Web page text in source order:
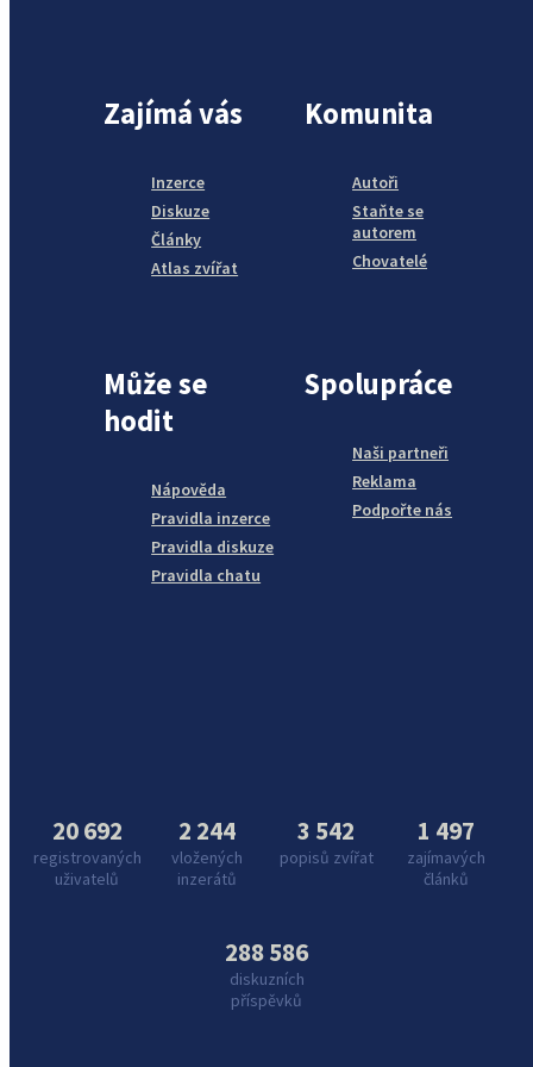
Zajímá vás
Inzerce
Diskuze
Články
Atlas zvířat
Komunita
Autoři
Staňte se
autorem
Chovatelé
Může se
hodit
Nápověda
Pravidla inzerce
Pravidla diskuze
Pravidla chatu
Spolupráce
Naši partneři
Reklama
Podpořte nás
20 692
registrovaných
uživatelů
2 244
vložených
inzerátů
3 542
popisů zvířat
1 497
zajímavých
článků
288 586
diskuzních
příspěvků